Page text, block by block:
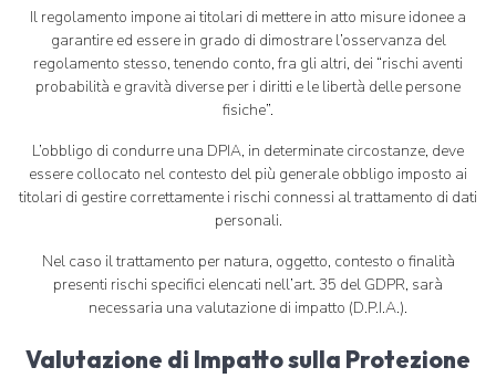
Il regolamento impone ai titolari di mettere in atto misure idonee a
garantire ed essere in grado di dimostrare l’osservanza del
regolamento stesso, tenendo conto, fra gli altri, dei “rischi aventi
probabilità e gravità diverse per i diritti e le libertà delle persone
fisiche”.
L’obbligo di condurre una DPIA, in determinate circostanze, deve
essere collocato nel contesto del più generale obbligo imposto ai
titolari di gestire correttamente i rischi connessi al trattamento di dati
personali.
Nel caso il trattamento per natura, oggetto, contesto o finalità
presenti rischi specifici elencati nell’art. 35 del GDPR, sarà
necessaria una valutazione di impatto (D.P.I.A.).
Valutazione di Impatto sulla Protezione